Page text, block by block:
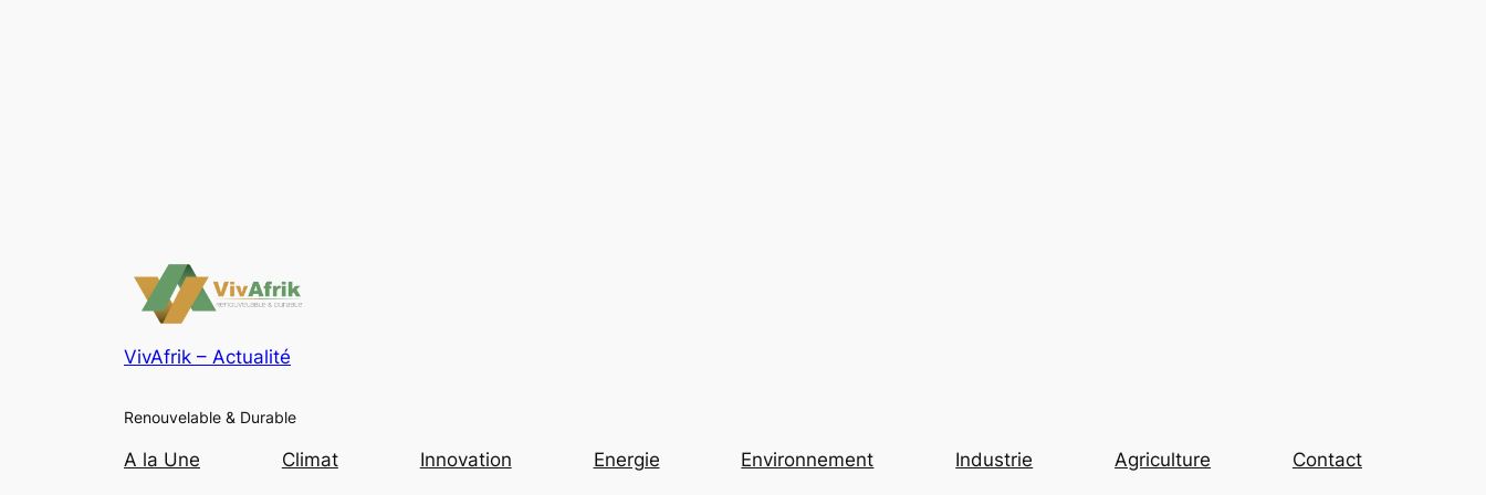
VivAfrik – Actualité
Renouvelable & Durable
A la Une Climat Innovation Energie Environnement Industrie Agriculture Contact